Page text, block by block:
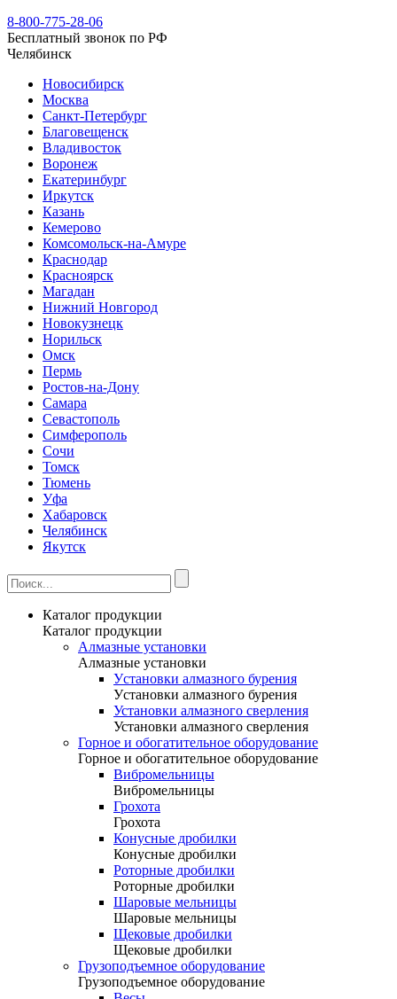
8-800-775-28-06
Бесплатный звонок по РФ
Челябинск
Новосибирск
Москва
Санкт-Петербург
Благовещенск
Владивосток
Воронеж
Екатеринбург
Иркутск
Казань
Кемерово
Комсомольск-на-Амуре
Краснодар
Красноярск
Магадан
Нижний Новгород
Новокузнецк
Норильск
Омск
Пермь
Ростов-на-Дону
Самара
Севастополь
Симферополь
Сочи
Томск
Тюмень
Уфа
Хабаровск
Челябинск
Якутск
Каталог продукции
Каталог продукции
Алмазные установки
Алмазные установки
Уcтановки алмазного бурения
Уcтановки алмазного бурения
Установки алмазного сверления
Установки алмазного сверления
Горное и обогатительное оборудование
Горное и обогатительное оборудование
Вибромельницы
Вибромельницы
Грохота
Грохота
Конусные дробилки
Конусные дробилки
Роторные дробилки
Роторные дробилки
Шаровые мельницы
Шаровые мельницы
Щековые дробилки
Щековые дробилки
Грузоподъемное оборудование
Грузоподъемное оборудование